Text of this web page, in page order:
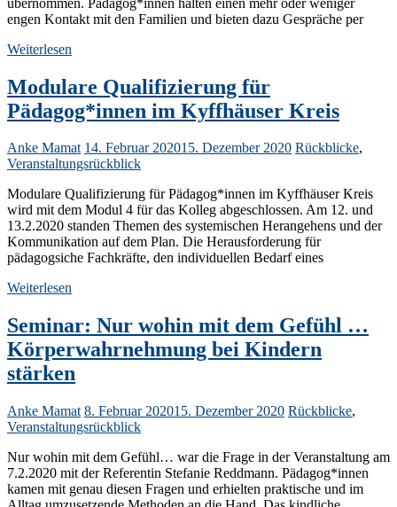
engen Kontakt mit den Familien und bieten dazu Gespräche per
Weiterlesen
Modulare Qualifizierung für
Pädagog*innen im Kyffhäuser Kreis
Anke Mamat 14. Februar 202015. Dezember 2020 Rückblicke,
Veranstaltungsrückblick
Modulare Qualifizierung für Pädagog*innen im Kyffhäuser Kreis
wird mit dem Modul 4 für das Kolleg abgeschlossen. Am 12. und
13.2.2020 standen Themen des systemischen Herangehens und der
Kommunikation auf dem Plan. Die Herausforderung für
pädagogsiche Fachkräfte, den individuellen Bedarf eines
Weiterlesen
Seminar: Nur wohin mit dem Gefühl …
Körperwahrnehmung bei Kindern
stärken
Anke Mamat 8. Februar 202015. Dezember 2020 Rückblicke,
Veranstaltungsrückblick
Nur wohin mit dem Gefühl… war die Frage in der Veranstaltung am
7.2.2020 mit der Referentin Stefanie Reddmann. Pädagog*innen
kamen mit genau diesen Fragen und erhielten praktische und im